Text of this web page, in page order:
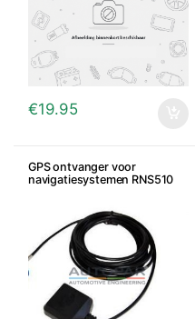
€19.95
GPS ontvanger voor
navigatiesystemen RNS510